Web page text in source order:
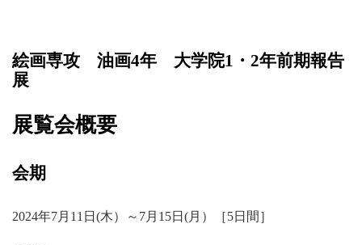
絵画専攻 油画4年 大学院1・2年前期報告
展
展覧会概要
会期
2024年7月11日(木）～7月15日(月）［5日間］